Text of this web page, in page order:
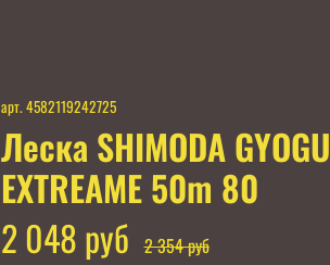
арт. 4582119242725
Леска SHIMODA GYOGU
EXTREAME 50m 80
2 048 руб
2 354 руб